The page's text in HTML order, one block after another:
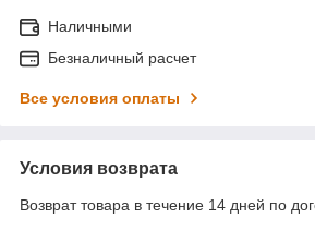
Наличными
Безналичный расчет
Все условия оплаты
Условия возврата
Возврат товара в течение 14 дней по